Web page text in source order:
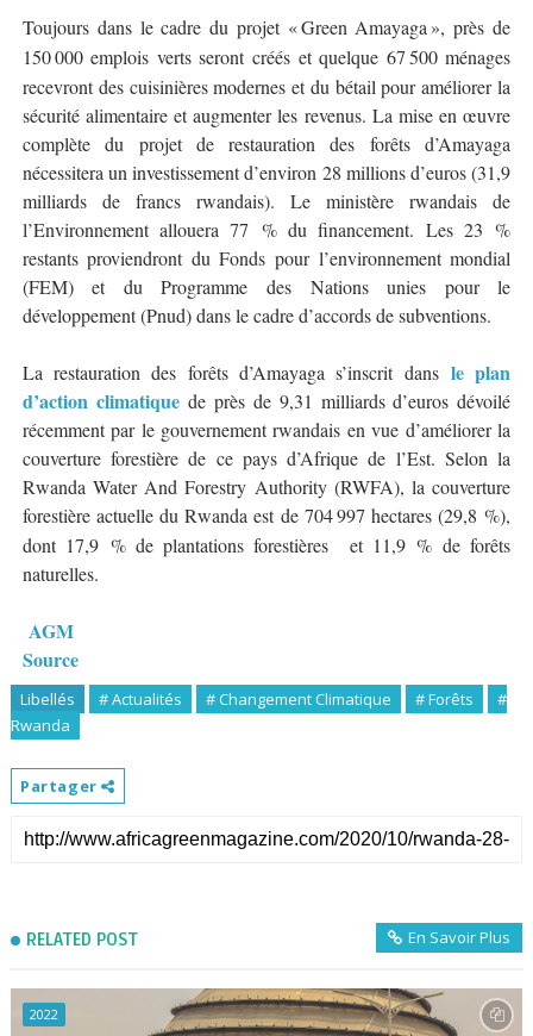
Toujours dans le cadre du projet «Green Amayaga », près de
150000 emplois verts seront créés et quelque 67500 ménages
recevront des cuisinières modernes et du bétail pour améliorer la
sécuritéalimentaire et augmenter les revenus. La mise enœuvre
complète du projet de restauration des forêts d’Amayaga
nécessitera un investissement d’environ 28 millions d’euros (31,9
milliards de francs rwandais). Le ministère rwandais de
l’Environnement allouera 77 % du financement. Les 23 %
restants proviendront du Fonds pour l’environnement mondial
(FEM) et du Programme des Nations unies pour le
développement (Pnud) dans le cadre d’accords de subventions.
La restauration des forêts d’Amayaga s’inscrit dans le plan
d’action climatiquede près de 9,31 milliards d’euros dévoilé
récemment par le gouvernement rwandais en vue d’améliorer la
couverture forestière de ce pays d’Afrique de l’Est. Selon la
Rwanda Water And Forestry Authority (RWFA), la couverture
forestière actuelle du Rwanda est de 704997 hectares (29,8 %),
dont 17,9 % de plantations forestières et 11,9 % de forêts
naturelles.
AGM
Source
Libellés # Actualités # Changement Climatique # Forêts
#
Rwanda
Partager
RELATED POST En Savoir Plus
2022